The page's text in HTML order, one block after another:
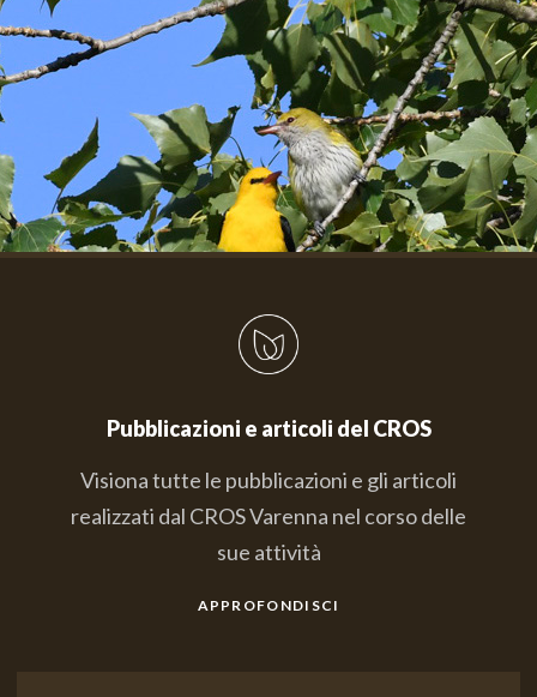
Pubblicazioni e articoli del CROS
Visiona tutte le pubblicazioni e gli articoli
realizzati dal CROS Varenna nel corso delle
sue attività
APPROFONDISCI